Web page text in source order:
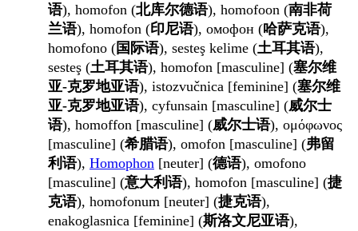
语), homofon (北库尔德语), homofoon (南非荷
兰语), homofon (印尼语), омофон (哈萨克语),
homofono (国际语), sesteş kelime (土耳其语),
sesteş (土耳其语), homofon [masculine] (塞尔维
亚-克罗地亚语), istozvučnica [feminine] (塞尔维
亚-克罗地亚语), cyfunsain [masculine] (威尔士
语), homoffon [masculine] (威尔士语), ομόφωνος
[masculine] (希腊语), omofon [masculine] (弗留
利语), Homophon [neuter] (德语), omofono
[masculine] (意大利语), homofon [masculine] (捷
克语), homofonum [neuter] (捷克语),
enakoglasnica [feminine] (斯洛文尼亚语),